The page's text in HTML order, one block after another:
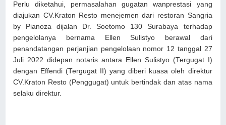
Perlu diketahui, permasalahan gugatan wanprestasi yang
diajukan CV.Kraton Resto menejemen dari restoran Sangria
by Pianoza dijalan Dr. Soetomo 130 Surabaya terhadap
pengelolanya bernama Ellen Sulistyo berawal dari
penandatangan perjanjian pengelolaan nomor 12 tanggal 27
Juli 2022 didepan notaris antara Ellen Sulistyo (Tergugat I)
dengan Effendi (Tergugat II) yang diberi kuasa oleh direktur
CV.Kraton Resto (Penggugat) untuk bertindak dan atas nama
selaku direktur.